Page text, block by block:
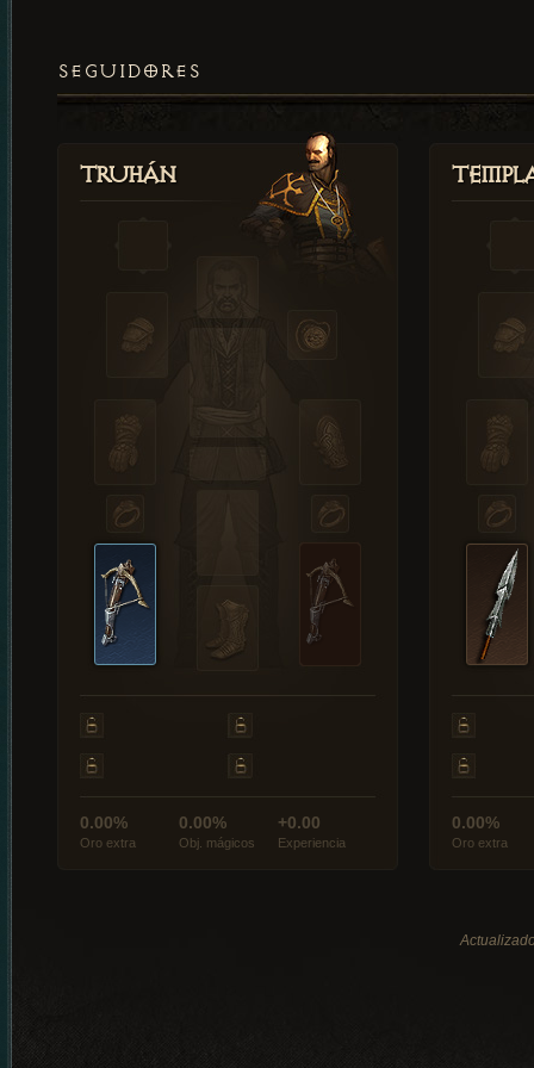
SEGUIDORES
Truhán
0.00%
Oro extra
0.00%
Obj. mágicos
+0.00
Experiencia
0.00%
Oro extra